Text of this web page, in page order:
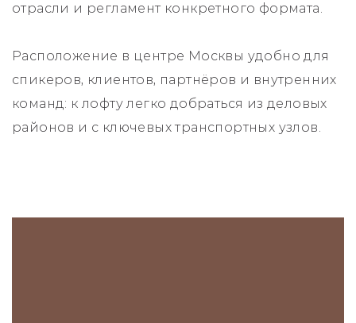
отрасли и регламент конкретного формата.
Расположение в центре Москвы удобно для
спикеров, клиентов, партнёров и внутренних
команд: к лофту легко добраться из деловых
районов и с ключевых транспортных узлов.